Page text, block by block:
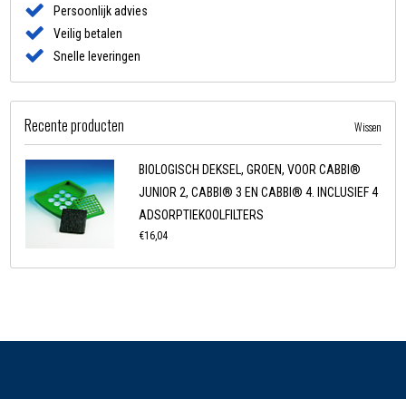
Persoonlijk advies
Veilig betalen
Snelle leveringen
Recente producten Wissen
BIOLOGISCH DEKSEL, GROEN, VOOR CABBI®
JUNIOR 2, CABBI® 3 EN CABBI® 4. INCLUSIEF 4
ADSORPTIEKOOLFILTERS
€16,04